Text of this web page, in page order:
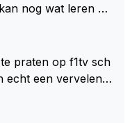
nog wat leren va
met de oge
2 of GOATINES
echt een vervelend